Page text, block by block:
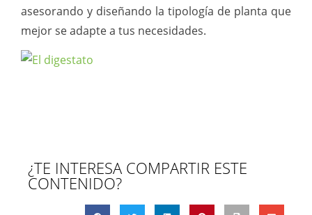
asesorando y diseñando la tipología de planta que
mejor se adapte a tus necesidades.
¿TE INTERESA COMPARTIR ESTE
CONTENIDO?